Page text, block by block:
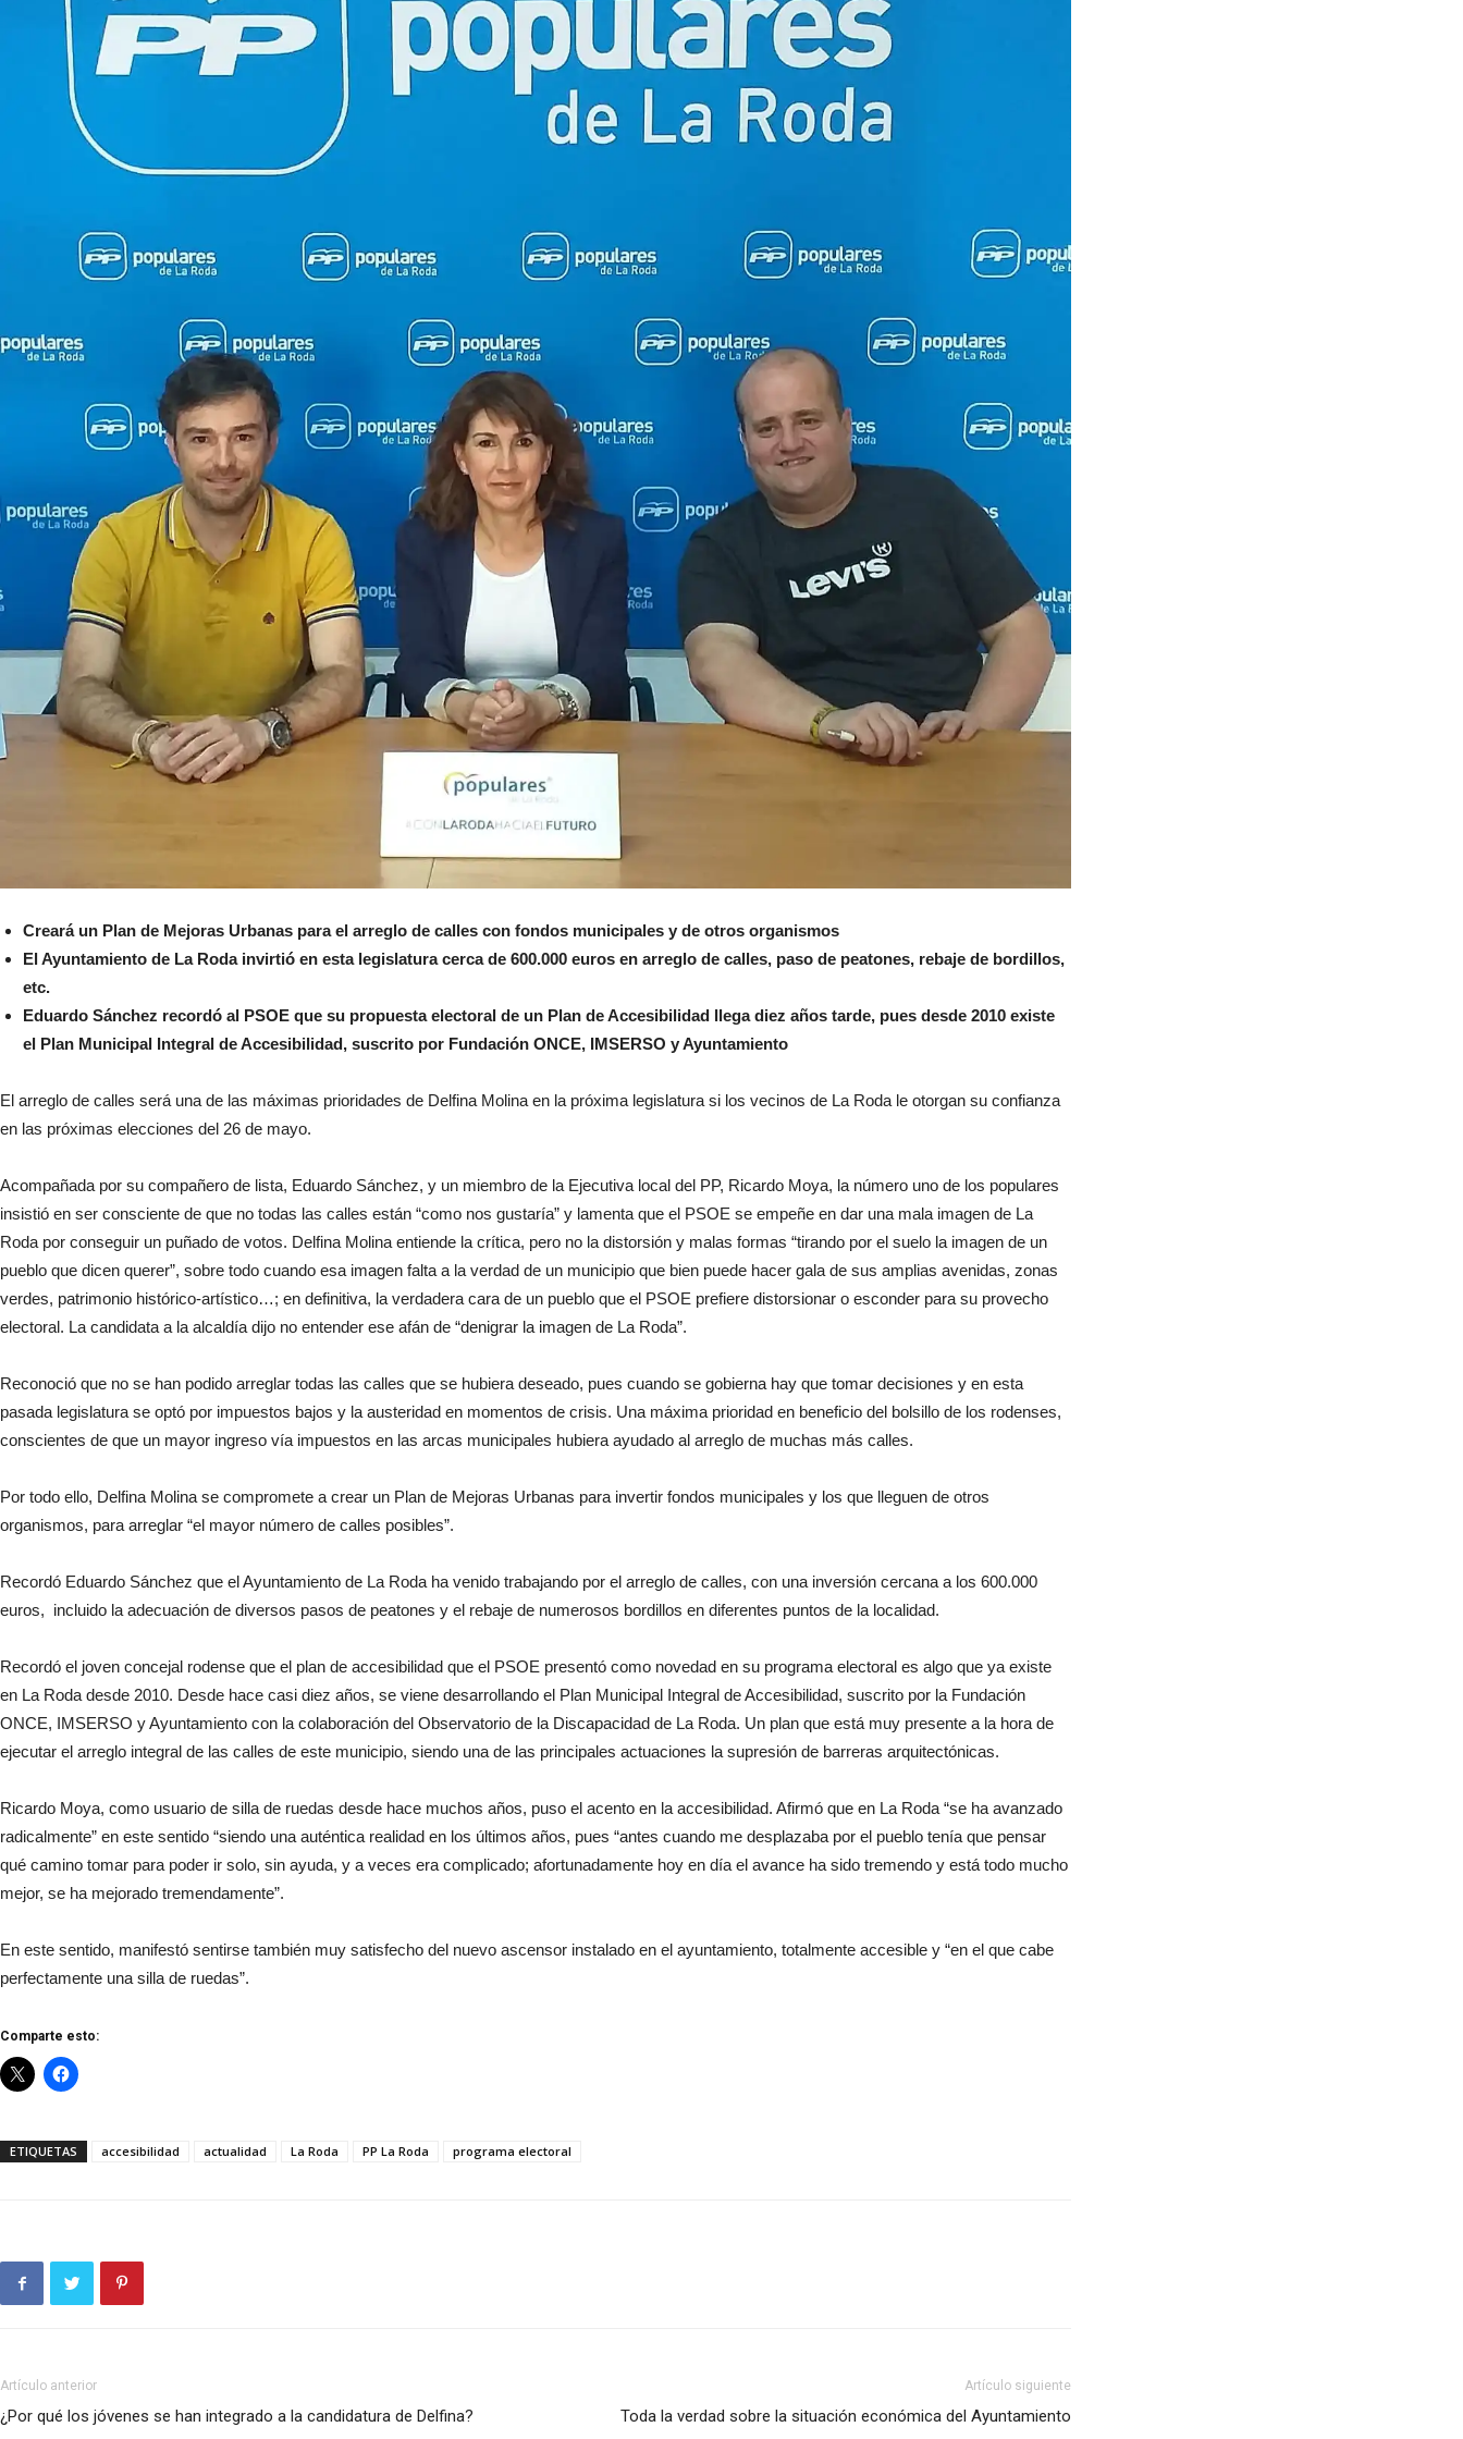
Creará un Plan de Mejoras Urbanas para el arreglo de calles con fondos municipales y de otros organismos
El Ayuntamiento de La Roda invirtió en esta legislatura cerca de 600.000 euros en arreglo de calles, paso de peatones, rebaje de bordillos,
etc.
Eduardo Sánchez recordó al PSOE que su propuesta electoral de un Plan de Accesibilidad llega diez años tarde, pues desde 2010 existe
el Plan Municipal Integral de Accesibilidad, suscrito por Fundación ONCE, IMSERSO y Ayuntamiento
El arreglo de calles será una de las máximas prioridades de Delfina Molina en la próxima legislatura si los vecinos de La Roda le otorgan su confianza
en las próximas elecciones del 26 de mayo.
Acompañada por su compañero de lista, Eduardo Sánchez, y un miembro de la Ejecutiva local del PP, Ricardo Moya, la número uno de los populares
insistió en ser consciente de que no todas las calles están “como nos gustaría” y lamenta que el PSOE se empeñe en dar una mala imagen de La
Roda por conseguir un puñado de votos. Delfina Molina entiende la crítica, pero no la distorsión y malas formas “tirando por el suelo la imagen de un
pueblo que dicen querer”, sobre todo cuando esa imagen falta a la verdad de un municipio que bien puede hacer gala de sus amplias avenidas, zonas
verdes, patrimonio histórico-artístico…; en definitiva, la verdadera cara de un pueblo que el PSOE prefiere distorsionar o esconder para su provecho
electoral. La candidata a la alcaldía dijo no entender ese afán de “denigrar la imagen de La Roda”.
Reconoció que no se han podido arreglar todas las calles que se hubiera deseado, pues cuando se gobierna hay que tomar decisiones y en esta
pasada legislatura se optó por impuestos bajos y la austeridad en momentos de crisis. Una máxima prioridad en beneficio del bolsillo de los rodenses,
conscientes de que un mayor ingreso vía impuestos en las arcas municipales hubiera ayudado al arreglo de muchas más calles.
Por todo ello, Delfina Molina se compromete a crear un Plan de Mejoras Urbanas para invertir fondos municipales y los que lleguen de otros
organismos, para arreglar “el mayor número de calles posibles”.
Recordó Eduardo Sánchez que el Ayuntamiento de La Roda ha venido trabajando por el arreglo de calles, con una inversión cercana a los 600.000
euros, incluido la adecuación de diversos pasos de peatones y el rebaje de numerosos bordillos en diferentes puntos de la localidad.
Recordó el joven concejal rodense que el plan de accesibilidad que el PSOE presentó como novedad en su programa electoral es algo que ya existe
en La Roda desde 2010. Desde hace casi diez años, se viene desarrollando el Plan Municipal Integral de Accesibilidad, suscrito por la Fundación
ONCE, IMSERSO y Ayuntamiento con la colaboración del Observatorio de la Discapacidad de La Roda. Un plan que está muy presente a la hora de
ejecutar el arreglo integral de las calles de este municipio, siendo una de las principales actuaciones la supresión de barreras arquitectónicas.
Ricardo Moya, como usuario de silla de ruedas desde hace muchos años, puso el acento en la accesibilidad. Afirmó que en La Roda “se ha avanzado
radicalmente” en este sentido “siendo una auténtica realidad en los últimos años, pues “antes cuando me desplazaba por el pueblo tenía que pensar
qué camino tomar para poder ir solo, sin ayuda, y a veces era complicado; afortunadamente hoy en día el avance ha sido tremendo y está todo mucho
mejor, se ha mejorado tremendamente”.
En este sentido, manifestó sentirse también muy satisfecho del nuevo ascensor instalado en el ayuntamiento, totalmente accesible y “en el que cabe
perfectamente una silla de ruedas”.
Comparte esto:
ETIQUETAS accesibilidad actualidad La Roda PP La Roda programa electoral
Artículo anterior
¿Por qué los jóvenes se han integrado a la candidatura de Delfina?
Artículo siguiente
Toda la verdad sobre la situación económica del Ayuntamiento